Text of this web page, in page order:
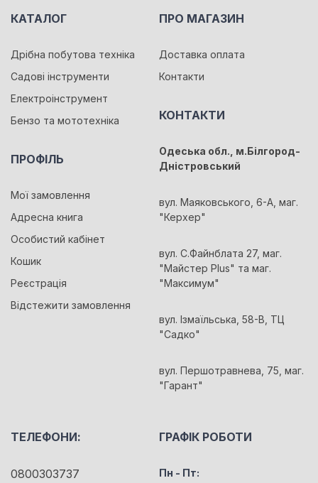
КАТАЛОГ
Дрібна побутова техніка
Садові інструменти
Електроінструмент
Бензо та мототехніка
ПРОФІЛЬ
Мої замовлення
Адресна книга
Особистий кабінет
Кошик
Реєстрація
Відстежити замовлення
ПРО МАГАЗИН
Доставка оплата
Контакти
КОНТАКТИ
Одеська обл., м.Білгород-
Дністровський
вул. Маяковського, 6-А, маг.
"Керхер"
вул. С.Файнблата 27, маг.
"Майстер Plus" та маг.
"Максимум"
вул. Ізмаїльська, 58-В, ТЦ
"Садко"
вул. Першотравнева, 75, маг.
"Гарант"
ТЕЛЕФОНИ:
0800303737
ГРАФІК РОБОТИ
Пн - Пт: